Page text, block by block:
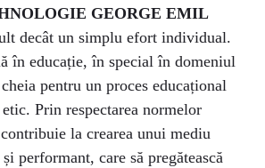
GEORGE EMIL
decât un simplu efort individual.
în educație, în special în domeniul
pentru un proces educațional
Prin respectarea normelor
la crearea unui mediu
performant, care să pregătească